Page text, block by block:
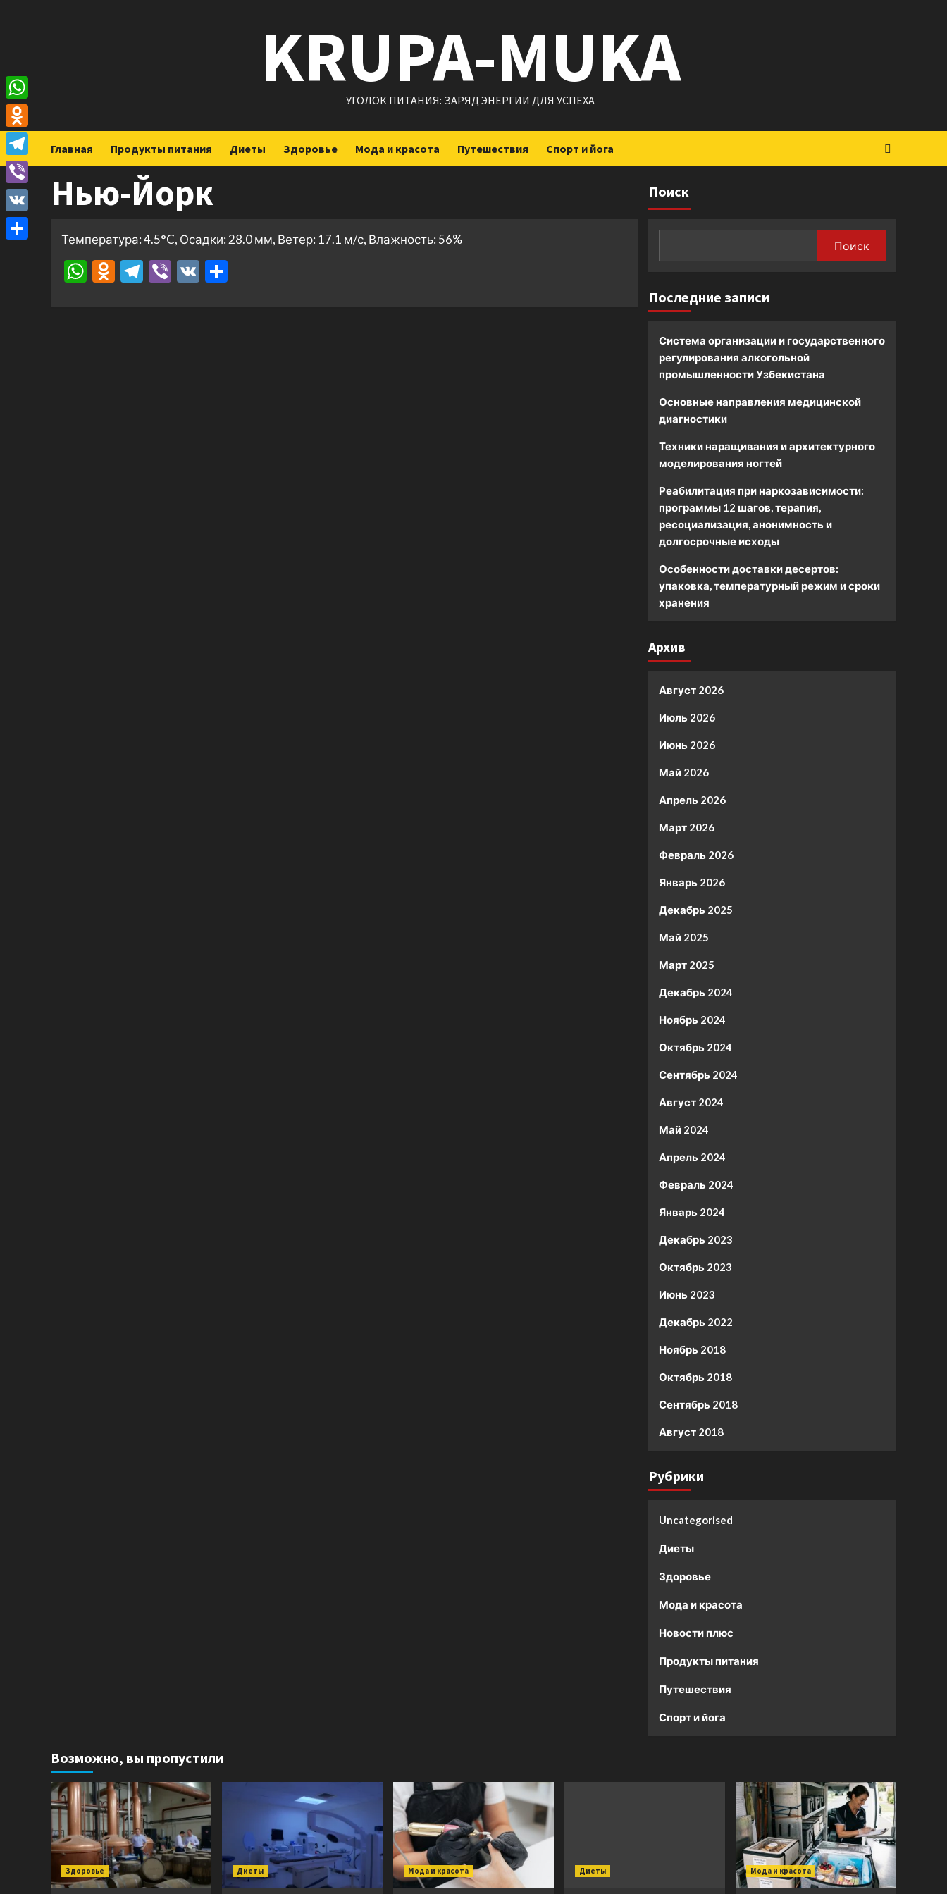
KRUPA-MUKA
УГОЛОК ПИТАНИЯ: ЗАРЯД ЭНЕРГИИ ДЛЯ УСПЕХА
Главная Продукты питания Диеты Здоровье Мода и красота Путешествия Спорт и йога
Нью-Йорк
Температура: 4.5°C, Осадки: 28.0 мм, Ветер: 17.1 м/с, Влажность: 56%
WhatsApp
Odnoklassniki
Telegram
Viber
VK
Поиск
Поиск
Последние записи
Система организации и государственного
регулирования алкогольной
промышленности Узбекистана
Основные направления медицинской
диагностики
Техники наращивания и архитектурного
моделирования ногтей
Реабилитация при наркозависимости:
программы 12 шагов, терапия,
ресоциализация, анонимность и
долгосрочные исходы
Особенности доставки десертов:
упаковка, температурный режим и сроки
хранения
Архив
Август 2026
Июль 2026
Июнь 2026
Май 2026
Апрель 2026
Март 2026
Февраль 2026
Январь 2026
Декабрь 2025
Май 2025
Март 2025
Декабрь 2024
Ноябрь 2024
Октябрь 2024
Сентябрь 2024
Август 2024
Май 2024
Апрель 2024
Февраль 2024
Январь 2024
Декабрь 2023
Октябрь 2023
Июнь 2023
Декабрь 2022
Ноябрь 2018
Октябрь 2018
Сентябрь 2018
Август 2018
Рубрики
Uncategorised
Диеты
Здоровье
Мода и красота
Новости плюс
Продукты питания
Путешествия
Спорт и йога
Возможно, вы пропустили
Здоровье Диеты Мода и красота Диеты Мода и красота
WhatsApp
Odnoklassniki
Telegram
Viber
VK